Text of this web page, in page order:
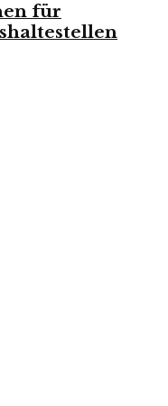
für